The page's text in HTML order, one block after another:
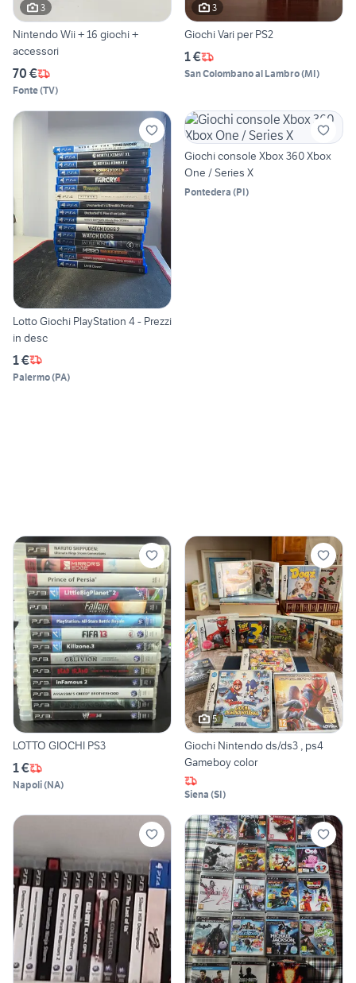
3
Nintendo Wii + 16 giochi +
accessori
70 €
Fonte(TV)
3
Giochi Vari per PS2
1 €
San Colombano al Lambro(MI)
Lotto Giochi PlayStation 4 - Prezzi
in desc
1 €
Palermo(PA)
Giochi console Xbox 360 Xbox
One / Series X
Pontedera (PI)
LOTTO GIOCHI PS3
1 €
Napoli(NA)
5
Giochi Nintendo ds/ds3 , ps4
Gameboy color
Siena (SI)